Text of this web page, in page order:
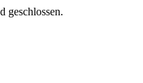
geschlossen.